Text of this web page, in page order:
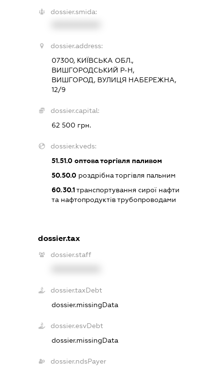
dossier.smida:
dossier.address:
07300, КИЇВСЬКА ОБЛ.,
ВИШГОРОДСЬКИЙ Р-Н,
ВИШГОРОД, ВУЛИЦЯ НАБЕРЕЖНА,
12/9
dossier.capital:
62 500 грн.
dossier.kveds:
51.51.0 оптова торгівля паливом
50.50.0 роздрібна торгівля пальним
60.30.1транспортування сирої нафти
та нафтопродуктів трубопроводами
dossier.tax
dossier.staff
dossier.taxDebt
dossier.missingData
dossier.esvDebt
dossier.missingData
dossier.ndsPayer